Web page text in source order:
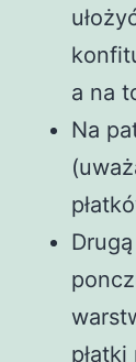
a na
Na
płatki